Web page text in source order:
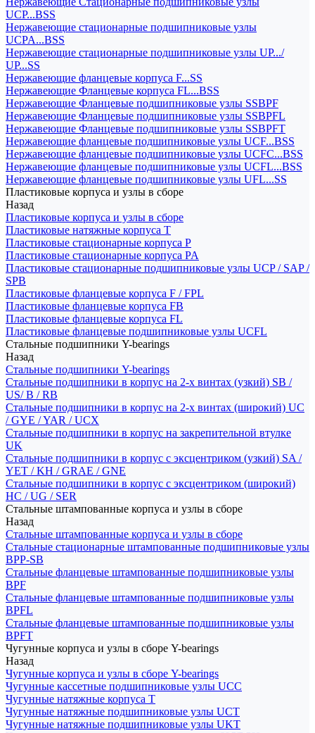
UCP...BSS
Нержавеющие стационарные подшипниковые узлы
UCPA...BSS
Нержавеющие стационарные подшипниковые узлы UP.../
UP...SS
Нержавеющие фланцевые корпуса F...SS
Нержавеющие Фланцевые корпуса FL...BSS
Нержавеющие Фланцевые подшипниковые узлы SSBPF
Нержавеющие Фланцевые подшипниковые узлы SSBPFL
Нержавеющие Фланцевые подшипниковые узлы SSBPFT
Нержавеющие фланцевые подшипниковые узлы UCF...BSS
Нержавеющие фланцевые подшипниковые узлы UCFC...BSS
Нержавеющие фланцевые подшипниковые узлы UCFL...BSS
Нержавеющие фланцевые подшипниковые узлы UFL...SS
Пластиковые корпуса и узлы в сборе
Назад
Пластиковые корпуса и узлы в сборе
Пластиковые натяжные корпуса T
Пластиковые стационарные корпуса P
Пластиковые стационарные корпуса PA
Пластиковые стационарные подшипниковые узлы UCP / SAP /
SPB
Пластиковые фланцевые корпуса F / FPL
Пластиковые фланцевые корпуса FB
Пластиковые фланцевые корпуса FL
Пластиковые фланцевые подшипниковые узлы UCFL
Стальные подшипники Y-bearings
Назад
Стальные подшипники Y-bearings
Стальные подшипники в корпус на 2-х винтах (узкий) SB /
US/ B / RB
Стальные подшипники в корпус на 2-х винтах (широкий) UC
/ GYE / YAR / UCX
Стальные подшипники в корпус на закрепительной втулке
UK
Стальные подшипники в корпус с эксцентриком (узкий) SA /
YET / KH / GRAE / GNE
Стальные подшипники в корпус с эксцентриком (широкий)
HC / UG / SER
Стальные штампованные корпуса и узлы в сборе
Назад
Стальные штампованные корпуса и узлы в сборе
Стальные стационарные штампованные подшипниковые узлы
BPP-SB
Стальные фланцевые штампованные подшипниковые узлы
BPF
Стальные фланцевые штампованные подшипниковые узлы
BPFL
Стальные фланцевые штампованные подшипниковые узлы
BPFT
Чугунные корпуса и узлы в сборе Y-bearings
Назад
Чугунные корпуса и узлы в сборе Y-bearings
Чугунные кассетные подшипниковые узлы UCC
Чугунные натяжные корпуса T
Чугунные натяжные подшипниковые узлы UCT
Чугунные натяжные подшипниковые узлы UKT